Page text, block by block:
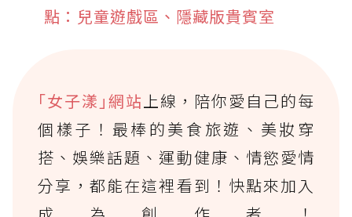
點：兒童遊戲區、隱藏版貴賓室
｢女子漾｣網站 上線，陪你愛自己的每
個樣子！最棒的美食旅遊、美妝穿
搭、娛樂話題、運動健康、情慾愛情
分享，都能在這裡看到！快點來加入